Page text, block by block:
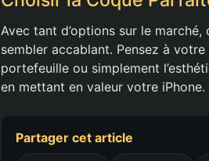
Avec tant d’options sur le
sembler accablant. Pensez à
portefeuille ou simplement
en mettant en valeur votre iPhone.
Partager cet article